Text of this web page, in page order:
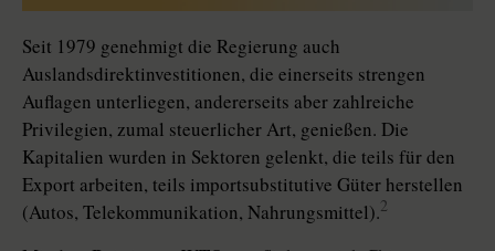
Seit 1979 genehmigt die Regierung auch
Auslandsdirektinvestitionen, die einerseits strengen
Auflagen unterliegen, andererseits aber zahlreiche
Privilegien, zumal steuerlicher Art, genießen. Die
Kapitalien wurden in Sektoren gelenkt, die teils für den
Export arbeiten, teils importsubstitutive Güter herstellen
(Autos, Telekommunikation, Nahrungsmittel).2